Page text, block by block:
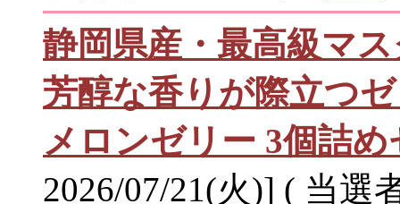
静岡県産・最高級マ
芳醇な香りが際立つ
メロンゼリー 3個詰め
2026/07/21(火)] ( 当選